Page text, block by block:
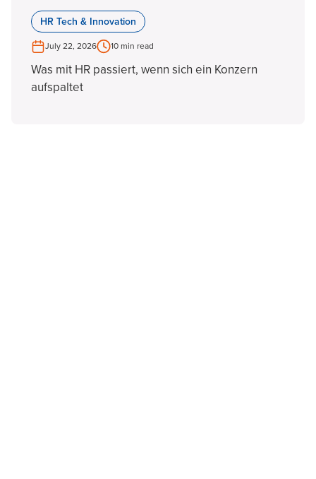
HR Tech & Innovation
July 22, 2026 10 min read
Was mit HR passiert, wenn sich ein Konzern
aufspaltet